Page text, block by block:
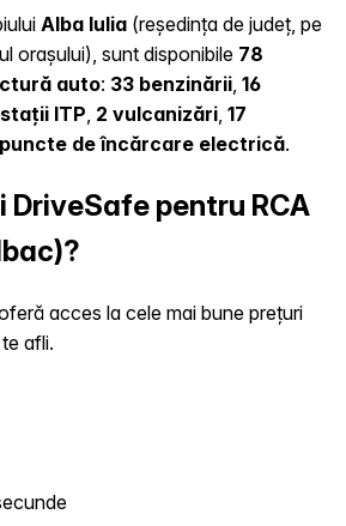
Alba Iulia (reședința de județ, pe
orașului), sunt disponibile 78
auto: 33 benzinării, 16
ITP, 2 vulcanizări, 17
de încărcare electrică.
DriveSafe pentru RCA
acces la cele mai bune prețuri
afli.